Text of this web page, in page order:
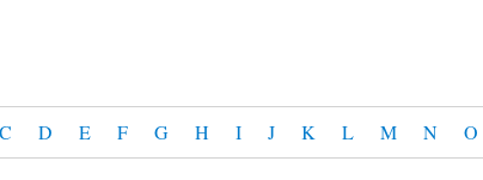
C D E F G H I J K L M N O